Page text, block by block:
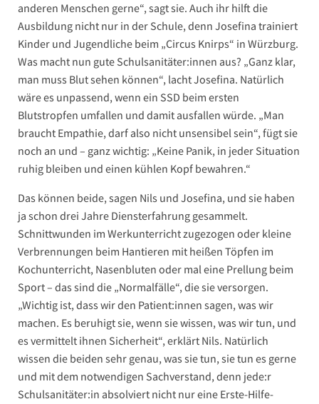
anderen Menschen gerne“, sagt sie. Auch ihr hilft die
Ausbildung nicht nur in der Schule, denn Josefina trainiert
Kinder und Jugendliche beim „Circus Knirps“ in Würzburg.
Was macht nun gute Schulsanitäter:innen aus? „Ganz klar,
man muss Blut sehen können“, lacht Josefina. Natürlich
wäre es unpassend, wenn ein SSD beim ersten
Blutstropfen umfallen und damit ausfallen würde. „Man
braucht Empathie, darf also nicht unsensibel sein“, fügt sie
noch an und – ganz wichtig: „Keine Panik, in jeder Situation
ruhig bleiben und einen kühlen Kopf bewahren.“
Das können beide, sagen Nils und Josefina, und sie haben
ja schon drei Jahre Diensterfahrung gesammelt.
Schnittwunden im Werkunterricht zugezogen oder kleine
Verbrennungen beim Hantieren mit heißen Töpfen im
Kochunterricht, Nasenbluten oder mal eine Prellung beim
Sport – das sind die „Normalfälle“, die sie versorgen.
„Wichtig ist, dass wir den Patient:innen sagen, was wir
machen. Es beruhigt sie, wenn sie wissen, was wir tun, und
es vermittelt ihnen Sicherheit“, erklärt Nils. Natürlich
wissen die beiden sehr genau, was sie tun, sie tun es gerne
und mit dem notwendigen Sachverstand, denn jede:r
Schulsanitäter:in absolviert nicht nur eine Erste-Hilfe-